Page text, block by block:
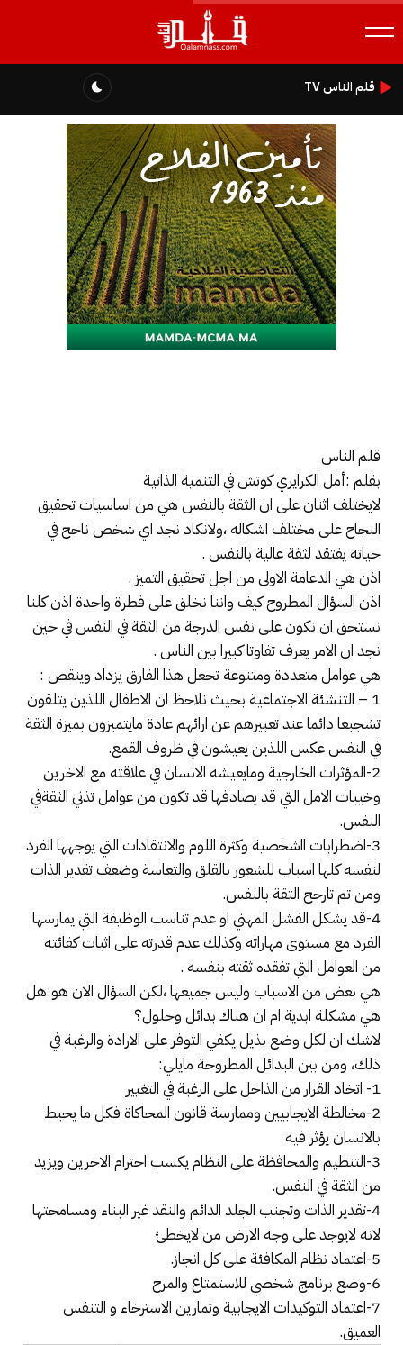
قلم الناس TV
قلم الناس
بقلم :أمل الكرايري كوتش في التنمية الذاتية
لايختلف اثنان على ان الثقة بالنفس هي من اساسيات تحقيق
النجاح على مختلف اشكاله ،ولانكاد نجد اي شخص ناجح في
حياته يفتقد لثقة عالية بالنفس .
اذن هي الدعامة الاولى من اجل تحقيق التميز .
اذن السؤال المطروح كيف واننا نخلق على فطرة واحدة اذن كلنا
نستحق ان نكون على نفس الدرجة من الثقة في النفس في حين
نجد ان الامر يعرف تفاوتا كبيرا بين الناس .
هي عوامل متعددة ومتنوعة تجعل هذا الفارق يزداد وينقص :
1 – التنشئة الاجتماعية بحيث نلاحظ ان الاطفال اللذين يتلقون
تشجبعا دائما عند تعبيرهم عن ارائهم عادة مايتميزون بميزة الثقة
في النفس عكس اللذين يعيشون في ظروف القمع.
2-المؤثرات الخارجية ومايعيشه الانسان في علاقته مع الاخرين
وخيبات الامل التي قد يصادفها قد تكون من عوامل تذني الثقةفي
النفس.
3-اضطرابات ااشخصية وكثرة اللوم والانتقادات التي يوجهها الفرد
لنفسه كلها اسباب للشعور بالقلق والتعاسة وضعف تقدير الذات
ومن تم تارجح الثقة بالنفس.
4-قد يشكل الفشل المهني او عدم تناسب الوظيفة التي يمارسها
الفرد مع مستوى مهاراته وكذلك عدم قدرته على اثبات كفائته
من العوامل التي تفقده ثقته بنفسه .
هي بعض من الاسباب وليس جميعها ،لكن السؤال الان هو:هل
هي مشكلة ابذية ام ان هناك بدائل وحلول؟
لاشك ان لكل وضع بذيل يكفي التوفر على الارادة والرغبة في
ذلك، ومن بين البدائل المطروحة مايلي:
1- اتخاد القرار من الذاخل على الرغبة في التغيير
2-مخالطة الايجابيين وممارسة قانون المحاكاة فكل ما يحيط
بالانسان يؤثر فيه
3-التنظيم والمحافظة على النظام يكسب احترام الاخرين ويزيد
من الثقة في النفس.
4-تقدير الذات وتجنب الجلد الدائم والنقد غير البناء ومسامحتها
لانه لايوجد على وجه الارض من لايخطئ
5-اعتماد نظام المكافئة على كل انجاز.
6-وضع برنامج شخصي للاستمتاع والمرح
7-اعتماد التوكيدات الايجابية وتمارين الاسترخاء و التنفس
العميق.